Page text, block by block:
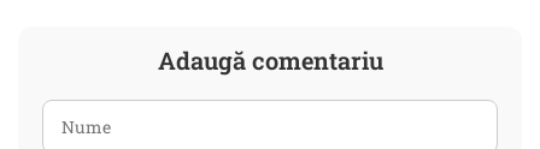
Adaugă comentariu